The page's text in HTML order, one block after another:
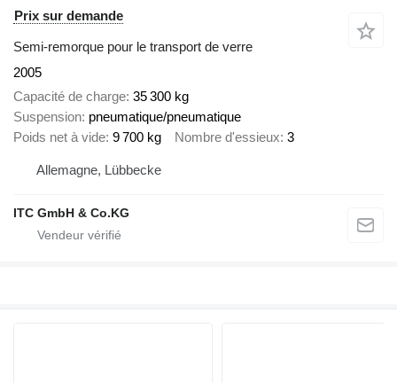
Prix sur demande
Semi-remorque pour le transport de verre
2005
Capacité de charge 35 300 kg
Suspension pneumatique/pneumatique
Poids net à vide 9 700 kg Nombre d'essieux 3
Allemagne, Lübbecke
ITC GmbH & Co.KG